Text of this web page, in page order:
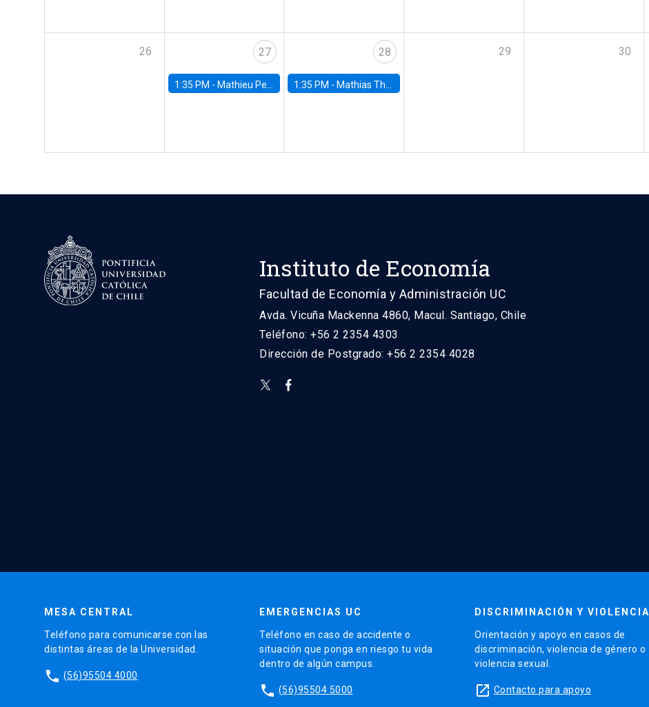
26 27
1:35 PM - Mathieu Pedemonte, IDB
28
1:35 PM - Mathias Thoenig, University of Lausanne
29 30
Instituto de Economía
Facultad de Economía y Administración UC
Avda. Vicuña Mackenna 4860, Macul. Santiago, Chile
Teléfono: +56 2 2354 4303
Dirección de Postgrado: +56 2 2354 4028
MESA CENTRAL
Teléfono para comunicarse con las
distintas áreas de la Universidad.
phone (56)95504 4000
EMERGENCIAS UC
Teléfono en caso de accidente o
situación que ponga en riesgo tu vida
dentro de algún campus.
phone (56)95504 5000
DISCRIMINACIÓN Y VIOLENCIA
Orientación y apoyo en casos de
discriminación, violencia de género o
violencia sexual.
launch Contacto para apoyo